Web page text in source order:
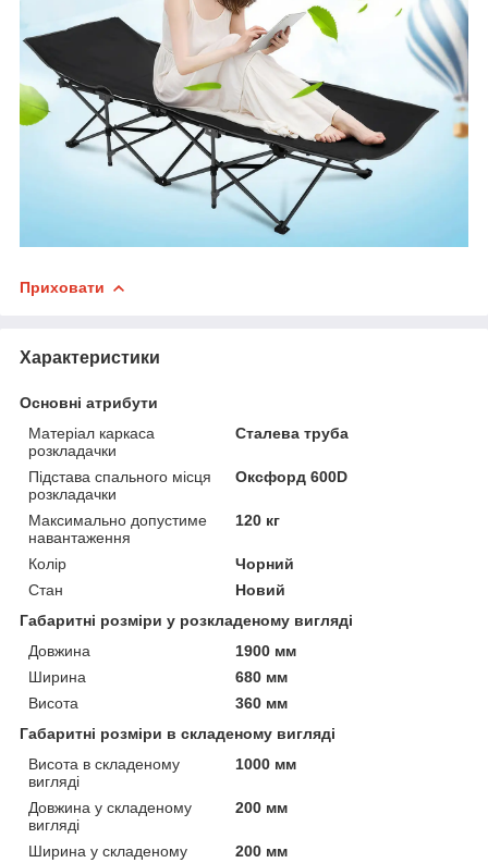
Приховати
Характеристики
Основні атрибути
Матеріал каркаса
розкладачки
Сталева труба
Підстава спального місця
розкладачки
Оксфорд 600D
Максимально допустиме
навантаження
120 кг
Колір
Чорний
Стан
Новий
Габаритні розміри у розкладеному вигляді
Довжина
1900 мм
Ширина
680 мм
Висота
360 мм
Габаритні розміри в складеному вигляді
Висота в складеному
вигляді
1000 мм
Довжина у складеному
вигляді
200 мм
Ширина у складеному
200 мм